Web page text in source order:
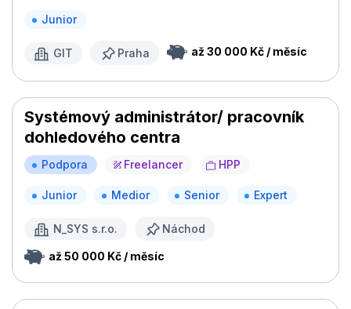
Junior
GIT Praha až 30 000 Kč / měsíc
Systémový administrátor/ pracovník
dohledového centra
Podpora Freelancer HPP
Junior Medior Senior Expert
N_SYS s.r.o. Náchod
až 50 000 Kč / měsíc